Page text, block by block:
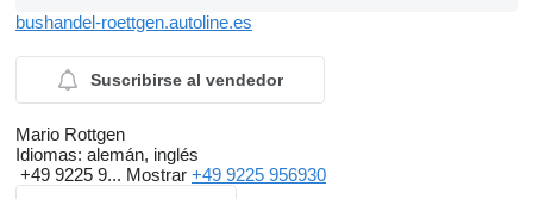
bushandel-roettgen.autoline.es
Suscribirse al vendedor
Mario Rottgen
Idiomas: alemán, inglés
+49 9225 9... Mostrar +49 9225 956930